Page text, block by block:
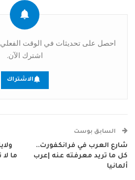
احصل على تحديثات في الوقت
اشترك الآن.
الاشتراك
السابق بوست
شارع العرب في فرانكفورت..
كل ما تريد معرفته عنه |عرب
ألمانيا
ما